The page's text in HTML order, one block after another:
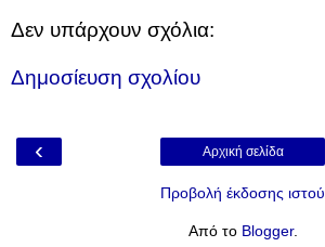
Δεν υπάρχουν σχόλια:
Δημοσίευση σχολίου
‹ Αρχική σελίδα
Προβολή έκδοσης ιστού
Από το Blogger.